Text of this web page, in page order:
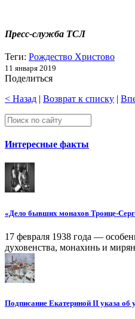
Пресс-служба ТСЛ
Теги: Рождество Христово
11 января 2019
Поделиться
< Назад | Возврат к списку |
Интересные факты
«Дело бывших монахов Троице-
17 февраля 1938 года —
духовенства, монахинь и
Подписание Екатериной II указа об